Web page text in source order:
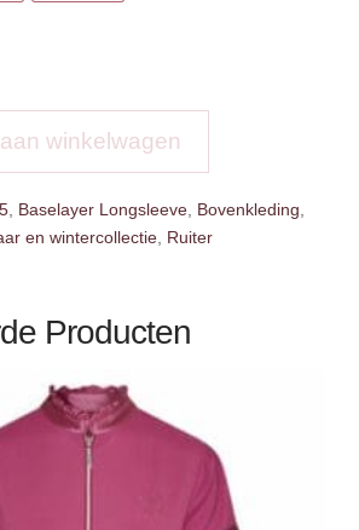
winkelwagen
, Baselayer Longsleeve, Bovenkleding
en wintercollectie, Ruiter
Producten